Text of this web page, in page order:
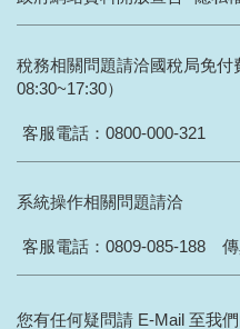
稅務相關問題請洽國稅局免付
08:30~17:30）
客服電話： 0800-000-321
系統操作相關問題請洽
客服電話： 0809-085-188
您有任何疑問請 E-Mail 至我